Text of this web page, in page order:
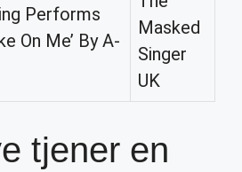
Performs
On Me’ By A-
Masked
Singer
UK
tjener en